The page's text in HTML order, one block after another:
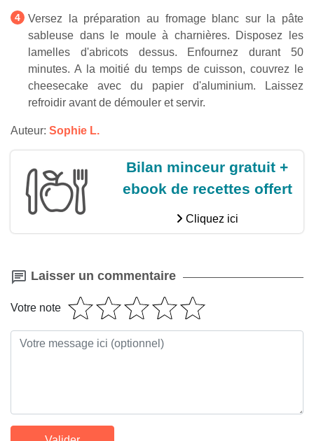
Versez la préparation au fromage blanc sur la pâte
sableuse dans le moule à charnières. Disposez les
lamelles d'abricots dessus. Enfournez durant 50
minutes. A la moitié du temps de cuisson, couvrez le
cheesecake avec du papier d'aluminium. Laissez
refroidir avant de démouler et servir.
Auteur: Sophie L.
Bilan minceur gratuit +
ebook de recettes offert
Cliquez ici
Laisser un commentaire
Votre note